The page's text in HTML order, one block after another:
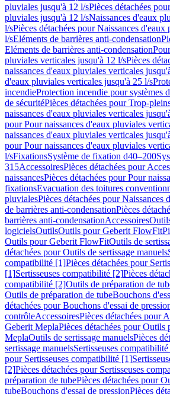
pluviales jusqu'à 12 l/sPièces détachées
pluviales jusqu'à 12 l/sNaissances d'eaux
l/sPièces détachées pour Naissances
l/sEléments de barrières anti-condensation
Eléments de barrières anti-condensation
pluviales verticales jusqu'à 12 l/sPièces
naissances d'eaux pluviales verticales
d'eaux pluviales verticales jusqu'à 25 l/s
incendieProtection incendie pour systèmes
de sécuritéPièces détachées pour Trop-
naissances d'eaux pluviales verticales
pour Pour naissances d'eaux pluviales
naissances d'eaux pluviales verticales
pour Pour naissances d'eaux pluviales
l/sFixationsSystème de fixation d40–200
315AccessoiresPièces détachées pour
naissancesPièces détachées pour Pour
fixationsEvacuation des toitures
pluvialesPièces détachées pour Naissances
de barrières anti-condensationPièces
barrières anti-condensationAccessoires
logicielsOutilsOutils pour Geberit FlowFit
Outils pour Geberit FlowFitOutils de
détachées pour Outils de sertissage manuels
compatibilité [1]Pièces détachées pour
[1]Sertisseuses compatibilité [2]Pièces
compatibilité [2]Outils de préparation de
Outils de préparation de tubeBouchons
détachées pour Bouchons d'essai de
contrôleAccessoiresPièces détachées pour
Geberit MeplaPièces détachées pour Outils
MeplaOutils de sertissage manuelsPièces
sertissage manuelsSertisseuses
pour Sertisseuses compatibilité [1]
[2]Pièces détachées pour Sertisseuses
préparation de tubePièces détachées pour
tubeBouchons d'essai de pressionPièces